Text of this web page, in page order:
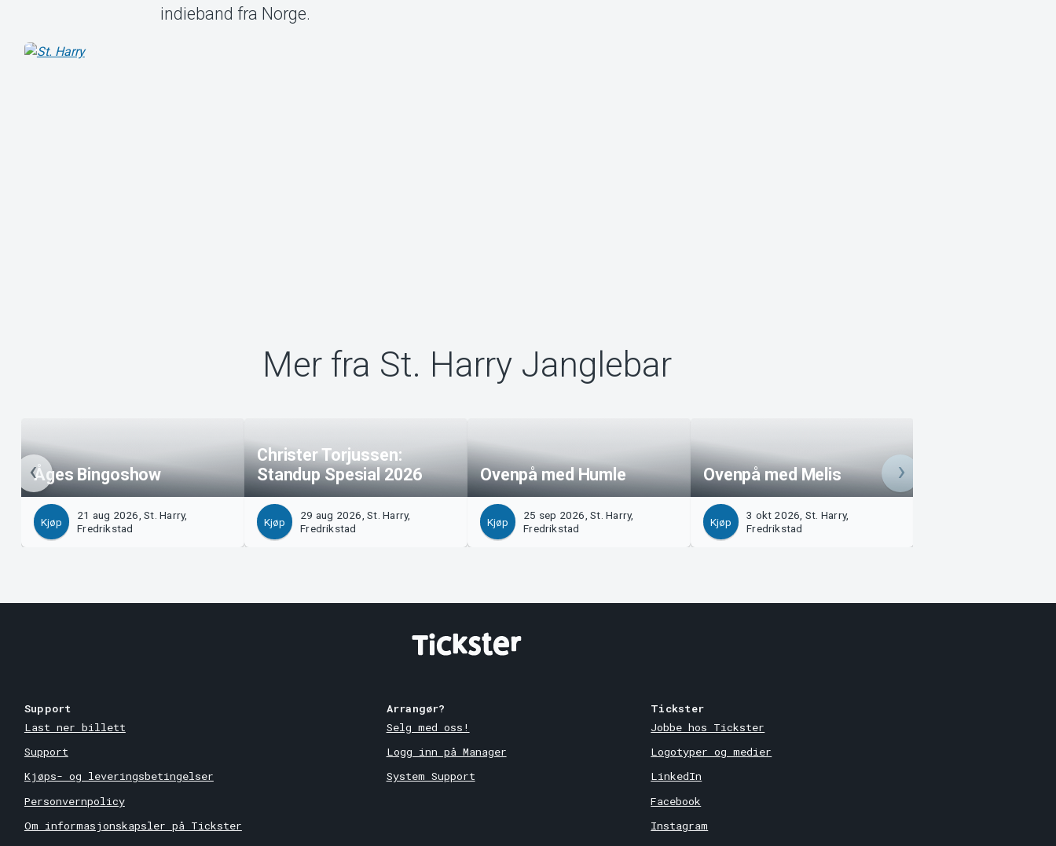
indieband fra Norge.
Mer fra St. Harry Janglebar
Åges Bingoshow
Kjøp
21 aug 2026, St. Harry,
Fredrikstad
Christer Torjussen:
Standup Spesial 2026
Kjøp
29 aug 2026, St. Harry,
Fredrikstad
Ovenpå med Humle
Kjøp
25 sep 2026, St. Harry,
Fredrikstad
Ovenpå med Melis
Kjøp
3 okt 2026, St. Harry,
Fredrikstad
Support
Last ner billett
Support
Kjøps- og leveringsbetingelser
Personvernpolicy
Om informasjonskapsler på Tickster
Arrangør?
Selg med oss!
Logg inn på Manager
System Support
Tickster
Jobbe hos Tickster
Logotyper og medier
LinkedIn
Facebook
Instagram